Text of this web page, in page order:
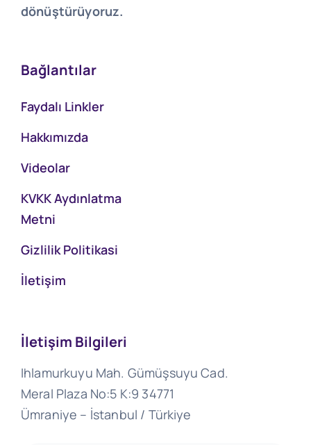
dönüştürüyoruz.
Bağlantılar
Faydalı Linkler
Hakkımızda
Videolar
KVKK Aydınlatma
Metni
Gizlilik Politikasi
İletişim
İletişim Bilgileri
Ihlamurkuyu Mah. Gümüşsuyu Cad.
Meral Plaza No:5 K:9 34771
Ümraniye – İstanbul / Türkiye